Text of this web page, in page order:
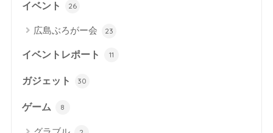
イベント 26
広島ぶろがー会 23
イベントレポート 11
ガジェット 30
ゲーム 8